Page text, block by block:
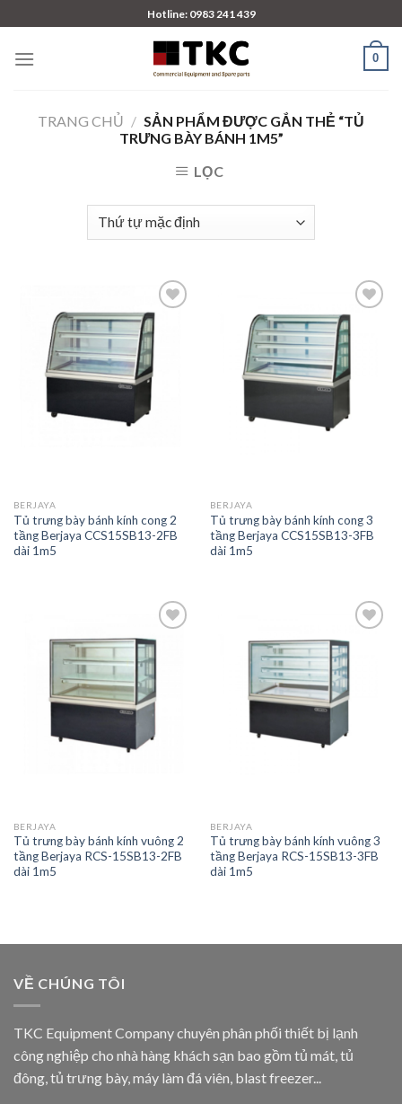
to
content
Hotline: 0983 241 439
0
TRANG CHỦ / SẢN PHẨM ĐƯỢC GẮN THẺ “TỦ
TRƯNG BÀY BÁNH 1M5”
LỌC
Add to
wishlist
BERJAYA
Tủ trưng bày bánh kính cong 2
tầng Berjaya CCS15SB13-2FB
dài 1m5
Add to
wishlist
BERJAYA
Tủ trưng bày bánh kính cong 3
tầng Berjaya CCS15SB13-3FB
dài 1m5
Add to
BERJAYA
Tủ trưng bày bánh kính vuông 2
tầng Berjaya RCS-15SB13-2FB
dài 1m5
Add to
wishlist
BERJAYA
Tủ trưng bày bánh kính vuông 3
tầng Berjaya RCS-15SB13-3FB
dài 1m5
VỀ CHÚNG TÔI
TKC Equipment Company chuyên phân phối thiết bị lạnh
công nghiệp cho nhà hàng khách sạn bao gồm tủ mát, tủ
đông, tủ trưng bày, máy làm đá viên, blast freezer...